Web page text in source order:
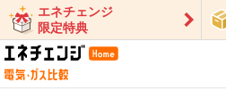
エネチェンジ
限定特典